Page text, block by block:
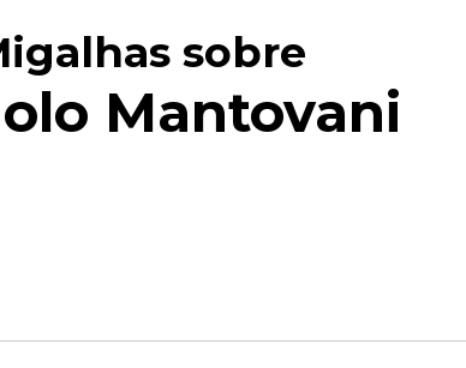
sobre
Mantovani